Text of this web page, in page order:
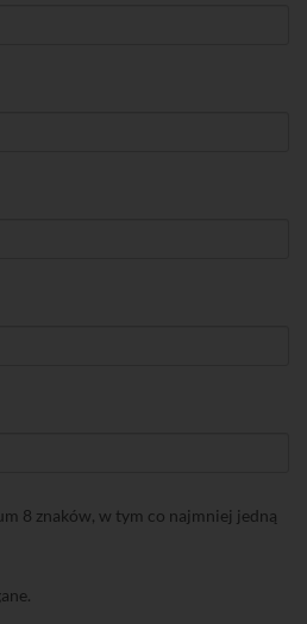
8 znaków, w tym co najmniej jedną